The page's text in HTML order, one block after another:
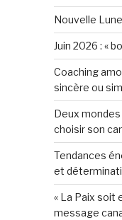
Nouvelle
Juin 2026 : «
Coaching
sincère ou
Deux
choisir son
Tendances
et
« La Paix soit
message